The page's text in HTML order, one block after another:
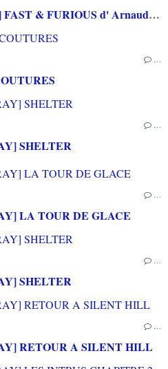
[REVUE LIVRE CINEMA] FAST & FURIOUS d' Arnaud BRIAND aux éditions CASA
…
…
SHELTER
…
LA TOUR DE GLACE
…
SHELTER
…
RETOUR A SILENT HILL